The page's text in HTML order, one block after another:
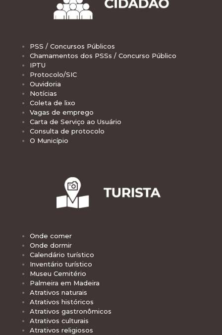
PSS / Concursos Públicos
Chamamentos dos PSSs / Concurso Público
IPTU
Protocolo/SIC
Ouvidoria
Notícias
Coleta de lixo
Vagas de emprego
Carta de Serviço ao Usuário
Consulta de protocolo
O Município
Onde comer
Onde dormir
Calendário turístico
Inventário turístico
Museu Cemitério
Palmeira em Madeira
Atrativos naturais
Atrativos históricos
Atrativos gastronômicos
Atrativos culturais
Atrativos religiosos